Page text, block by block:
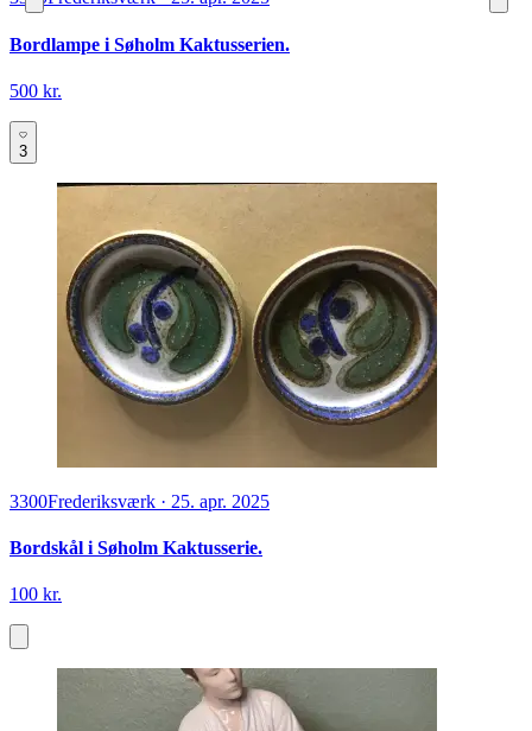
Bordlampe i Søholm Kaktusserien.
500 kr.
3
3300Frederiksværk · 25. apr. 2025
Bordskål i Søholm Kaktusserie.
100 kr.